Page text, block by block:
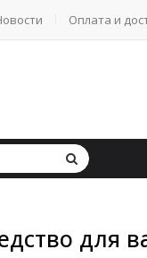
Оплата и
для